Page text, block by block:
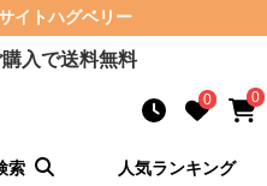
イトハグベリー
入で送料無料
0 0
索 人気ランキング